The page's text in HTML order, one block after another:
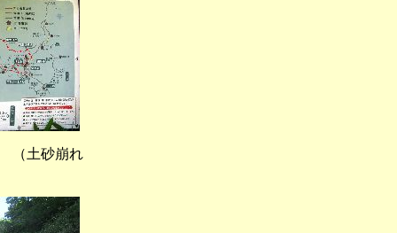
砂崩れ